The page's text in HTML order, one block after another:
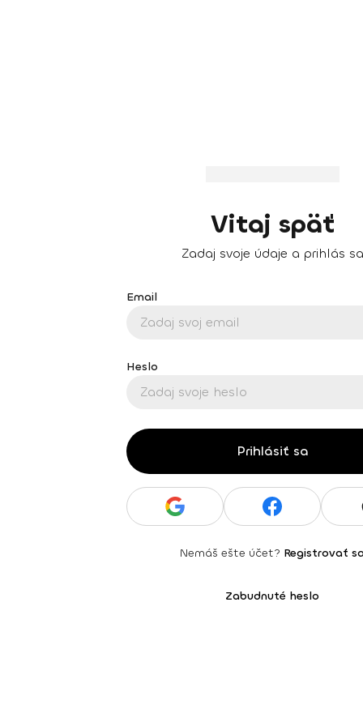
Vitaj späť
Zadaj svoje údaje a prihlás sa
Email
Heslo
Prihlásiť sa
Nemáš ešte účet? Registrovať
Zabudnuté heslo